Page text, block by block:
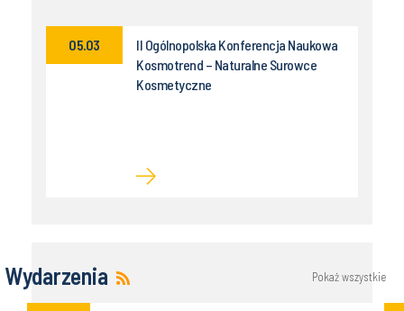
II Ogólnopolska Konferencja Naukowa
Kosmotrend – Naturalne Surowce
Kosmetyczne
05.03
Wydarzenia Pokaż wszystkie